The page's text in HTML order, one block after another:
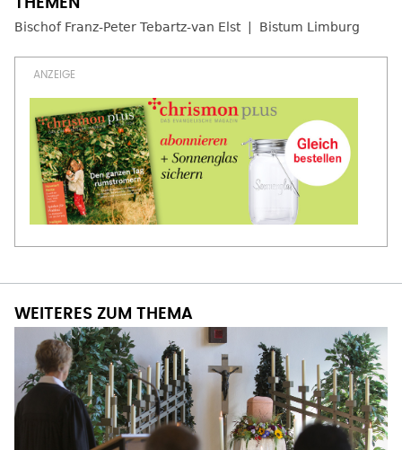
Bischof Franz-Peter Tebartz-van Elst Bistum Limburg
WEITERES ZUM THEMA